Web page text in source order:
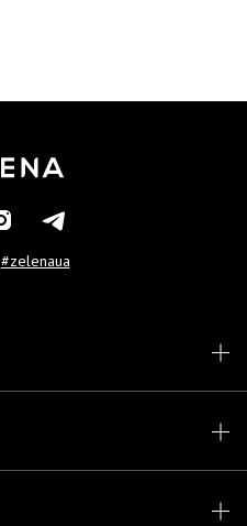
#zelenaua